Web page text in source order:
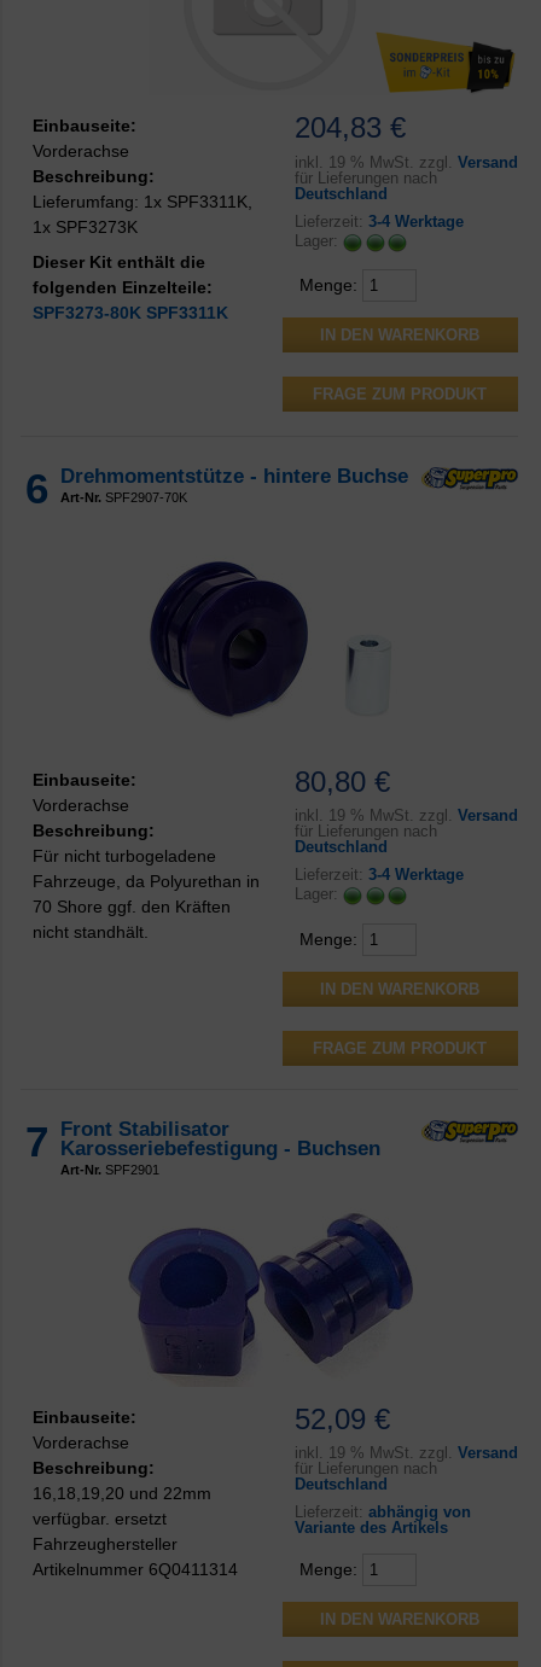
204,83 €
inkl. 19 % MwSt. zzgl. Versand
für Lieferungen nach
Deutschland
Lieferzeit: 3-4 Werktage
Lager:
Menge:
FRAGE ZUM PRODUKT
Einbauseite:
Vorderachse
Beschreibung:
Lieferumfang: 1x SPF3311K,
1x SPF3273K
Dieser Kit enthält die
folgenden Einzelteile:
SPF3273-80K SPF3311K
6 Drehmomentstütze - hintere Buchse
Art-Nr. SPF2907-70K
80,80 €
inkl. 19 % MwSt. zzgl. Versand
für Lieferungen nach
Deutschland
Lieferzeit: 3-4 Werktage
Lager:
Menge:
FRAGE ZUM PRODUKT
Einbauseite:
Vorderachse
Beschreibung:
Für nicht turbogeladene
Fahrzeuge, da Polyurethan in
70 Shore ggf. den Kräften
nicht standhält.
7
Front Stabilisator
Karosseriebefestigung - Buchsen
Art-Nr. SPF2901
52,09 €
inkl. 19 % MwSt. zzgl. Versand
für Lieferungen nach
Deutschland
Lieferzeit: abhängig von
Variante des Artikels
Menge:
Einbauseite:
Vorderachse
Beschreibung:
16,18,19,20 und 22mm
verfügbar. ersetzt
Fahrzeughersteller
Artikelnummer 6Q0411314